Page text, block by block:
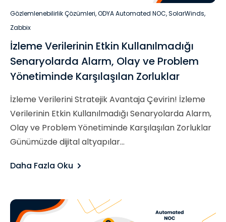
Gözlemlenebilirlik Çözümleri,ODYA Automated NOC,SolarWinds,
Zabbix
İzleme Verilerinin Etkin Kullanılmadığı
Senaryolarda Alarm, Olay ve Problem
Yönetiminde Karşılaşılan Zorluklar
İzleme Verilerini Stratejik Avantaja Çevirin! İzleme
Verilerinin Etkin Kullanılmadığı Senaryolarda Alarm,
Olay ve Problem Yönetiminde Karşılaşılan Zorluklar
Günümüzde dijital altyapılar...
Daha Fazla Oku